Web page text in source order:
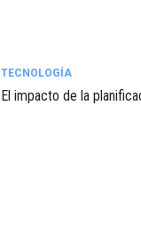
TECNOLOGÍA
El impacto de la